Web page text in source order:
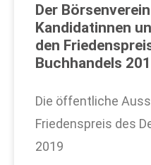
Der
Kandidatinnen
den
Buchhandels
Die öffentliche
Friedenspreis des
2019